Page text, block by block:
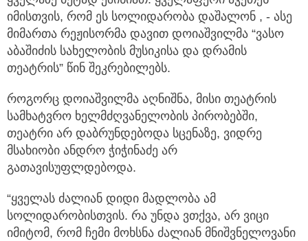
იმისთვის, რომ ეს სოლიდარობა დაშალონ , - ასე
მიმართა რეჟისორმა დავით დოიაშვილმა “ვასო
აბაშიძის სახელობის მუსიკისა და დრამის
თეატრის” წინ შეკრებილებს.
როგორც დოიაშვილმა აღნიშნა, მისი თეატრის
სამხატვრო ხელმძღვანელობის პირობებში,
თეატრი არ დაბრუნდებოდა სცენაზე, ვიდრე
მსახიობი ანდრო ჭიჭინაძე არ
გათავისუფლდებოდა.
“ყველას ძალიან დიდი მადლობა ამ
სოლიდარობისთვის. რა უნდა ვთქვა, არ ვიცი
იმიტომ, რომ ჩემი მოხსნა ძალიან მნიშვნელოვანი